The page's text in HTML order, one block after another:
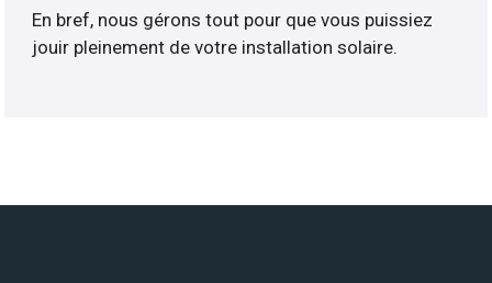
En bref, nous gérons tout pour que vous puissiez
jouir pleinement de votre installation solaire.